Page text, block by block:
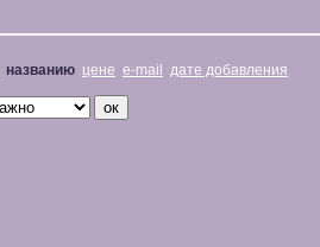
названию цене e-mail дате добавления